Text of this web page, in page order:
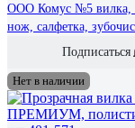
ООО Комус №5 вилка,
нож, салфетка,
Подписаться
Нет в наличии